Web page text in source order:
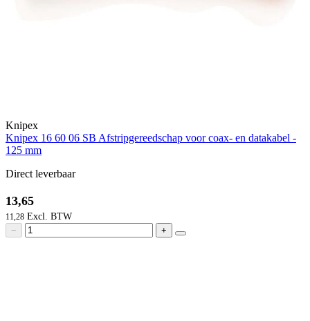
Knipex
Knipex 16 60 06 SB Afstripgereedschap voor coax- en datakabel -
125 mm
Direct leverbaar
13,65
11,28
− +